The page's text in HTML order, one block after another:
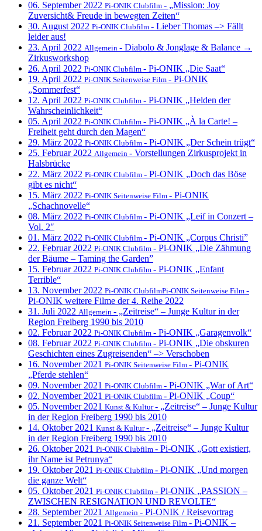
06. September 2022 Pi-ONIK Clubfilm - „Mission: Joy
Zuversicht& Freude in bewegten Zeiten“
30. August 2022 Pi-ONIK Clubfilm - Lieber Thomas –> Fällt
leider aus!
23. April 2022 Allgemein - Diabolo & Jonglage & Balance →
Zirkusworkshop
26. April 2022 Pi-ONIK Clubfilm - Pi-ONIK „Die Saat“
19. April 2022 Pi-ONIK Seitenweise Film - Pi-ONIK
„Sommerfest“
12. April 2022 Pi-ONIK Clubfilm - Pi-ONIK „Helden der
Wahrscheinlichkeit“
05. April 2022 Pi-ONIK Clubfilm - Pi-ONIK „À la Carte! –
Freiheit geht durch den Magen“
29. März 2022 Pi-ONIK Clubfilm - Pi-ONIK „Der Schein trügt“
25. Februar 2022 Allgemein - Vorstellungen Zirkusprojekt in
Halsbrücke
22. März 2022 Pi-ONIK Clubfilm - Pi-ONIK „Doch das Böse
gibt es nicht“
15. März 2022 Pi-ONIK Seitenweise Film - Pi-ONIK
„Schachnovelle“
08. März 2022 Pi-ONIK Clubfilm - Pi-ONIK „Leif in Conzert –
Vol. 2″
01. März 2022 Pi-ONIK Clubfilm - Pi-ONIK „Corpus Christi”
22. Februar 2022 Pi-ONIK Clubfilm - Pi-ONIK „Die Zähmung
der Bäume – Taming the Garden”
15. Februar 2022 Pi-ONIK Clubfilm - Pi-ONIK „Enfant
Terrible“
13. November 2022 Pi-ONIK ClubfilmPi-ONIK Seitenweise Film -
Pi-ONIK weitere Filme der 4. Reihe 2022
31. Juli 2022 Allgemein - „Zeitreise“ – Junge Kultur in der
Region Freiberg 1990 bis 2010
02. Februar 2022 Pi-ONIK Clubfilm - Pi-ONIK „Garagenvolk“
08. Februar 2022 Pi-ONIK Clubfilm - Pi-ONIK „Die obskuren
Geschichten eines Zugreisenden“ –> Verschoben
16. November 2021 Pi-ONIK Seitenweise Film - Pi-ONIK
„Pferde stehlen“
09. November 2021 Pi-ONIK Clubfilm - Pi-ONIK „War of Art“
02. November 2021 Pi-ONIK Clubfilm - Pi-ONIK „Coup“
05. November 2021 Kunst & Kultur- „Zeitreise“ – Junge Kultur
in der Region Freiberg 1990 bis 2010
14. Oktober 2021 Kunst & Kultur- „Zeitreise“ – Junge Kultur
in der Region Freiberg 1990 bis 2010
26. Oktober 2021 Pi-ONIK Clubfilm - Pi-ONIK „Gott existiert,
ihr Name ist Petrunya“
19. Oktober 2021 Pi-ONIK Clubfilm - Pi-ONIK „Und morgen
die ganze Welt“
05. Oktober 2021 Pi-ONIK Clubfilm - Pi-ONIK „PASSION –
ZWISCHEN RESIGNATION UND REVOLTE“
28. September 2021 Allgemein - Pi-ONIK / Reisevortrag
21. September 2021 Pi-ONIK Seitenweise Film - Pi-ONIK –